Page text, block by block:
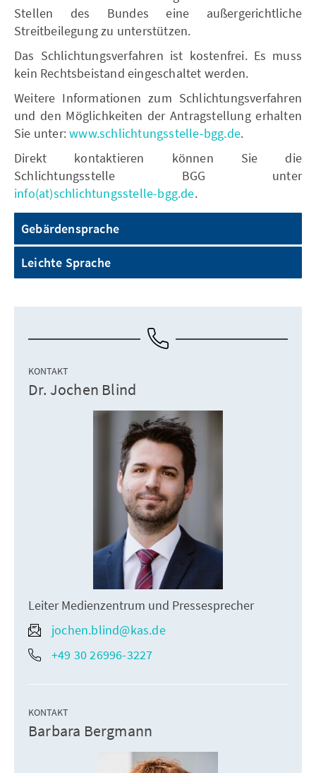
Stellen des Bundes eine außergerichtliche
Streitbeilegung zu unterstützen.
Das Schlichtungsverfahren ist kostenfrei. Es muss
kein Rechtsbeistand eingeschaltet werden.
Weitere Informationen zum Schlichtungsverfahren
und den Möglichkeiten der Antragstellung erhalten
Sie unter:www.schlichtungsstelle-bgg.de.
Direkt kontaktieren können Sie die
Schlichtungsstelle BGG unter
info(at)schlichtungsstelle-bgg.de.
Gebärdensprache
Leichte Sprache
KONTAKT
Dr. Jochen Blind
Leiter Medienzentrum und Pressesprecher
jochen.blind@kas.de
+49 30 26996-3227
KONTAKT
Barbara Bergmann